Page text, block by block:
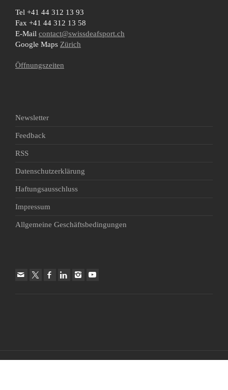
Tel +41 44 312 13 93
Fax +41 44 312 13 58
E-Mail contact@swissdeafsport.ch
Google Maps Zürich
Öffnungszeiten
Newsletter
Feedback
RSS
Datenschutzerklärung
Haftungsausschluss
Impressum
Allgemeine Geschäftsbedingungen